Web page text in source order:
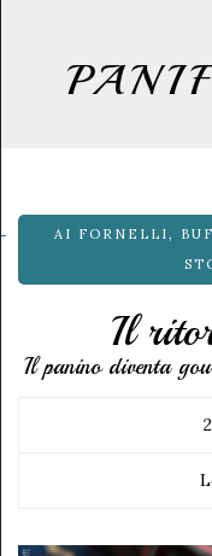
AI FORNELLI ,
Il
Il panino diventa